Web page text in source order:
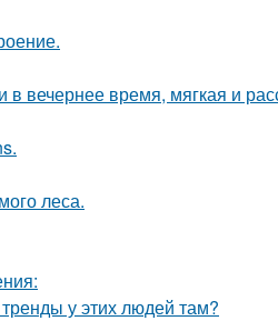
вечернее время, мягкая и
леса.
у этих людей там?